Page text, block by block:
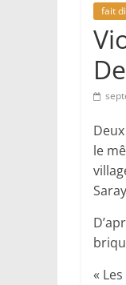
fait
le
«